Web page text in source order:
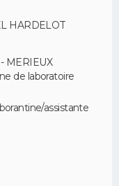
HARDELOT
MERIEUX
de laboratoire
assistante